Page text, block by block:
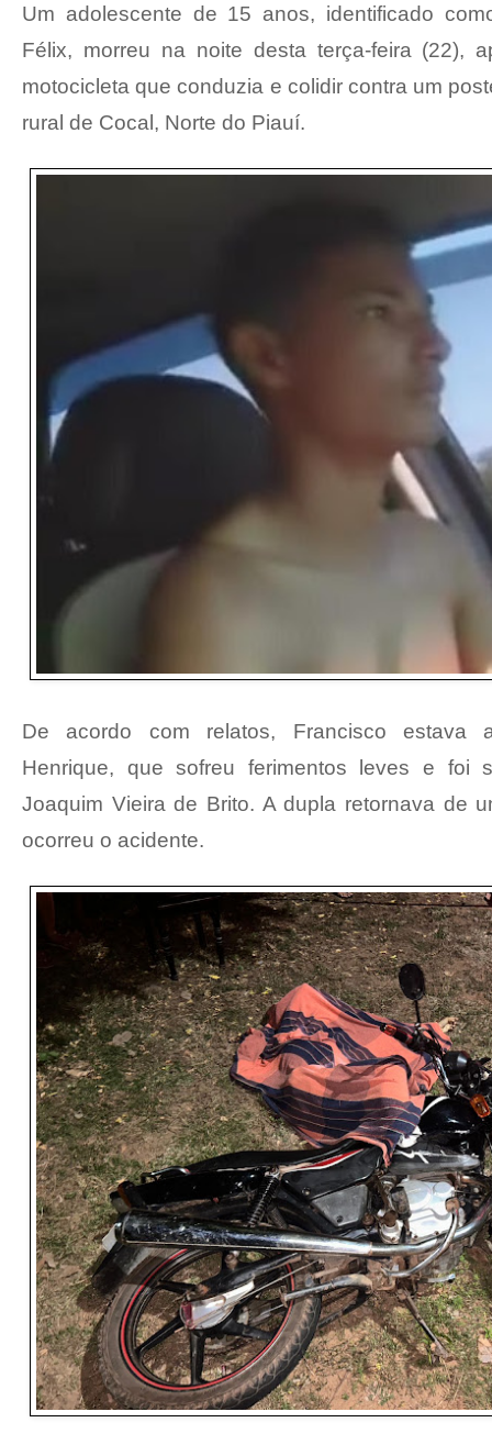
Um adolescente de 15 anos, identificado
Félix, morreu na noite desta terça-feira (22),
motocicleta que conduzia e colidir contra um
rural de Cocal, Norte do Piauí.
De acordo com relatos, Francisco estava
Henrique, que sofreu ferimentos leves e foi
Joaquim Vieira de Brito. A dupla retornava de
ocorreu o acidente.